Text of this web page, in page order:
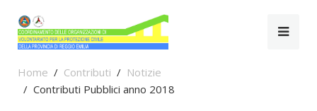
Home Contributi
Notizie
Contributi Pubblici anno 2018